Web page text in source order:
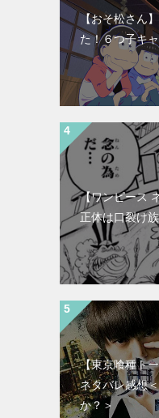
【おそ松さん
た！６つ子キ
【ワンピース
正体は口裂け
【東京喰種ト
ネタバレ感想
か？＞